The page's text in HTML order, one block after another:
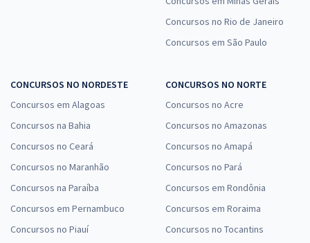
Concursos no Rio de Janeiro
Concursos em São Paulo
CONCURSOS NO NORDESTE
Concursos em Alagoas
Concursos na Bahia
Concursos no Ceará
Concursos no Maranhão
Concursos na Paraíba
Concursos em Pernambuco
Concursos no Piauí
CONCURSOS NO NORTE
Concursos no Acre
Concursos no Amazonas
Concursos no Amapá
Concursos no Pará
Concursos em Rondônia
Concursos em Roraima
Concursos no Tocantins